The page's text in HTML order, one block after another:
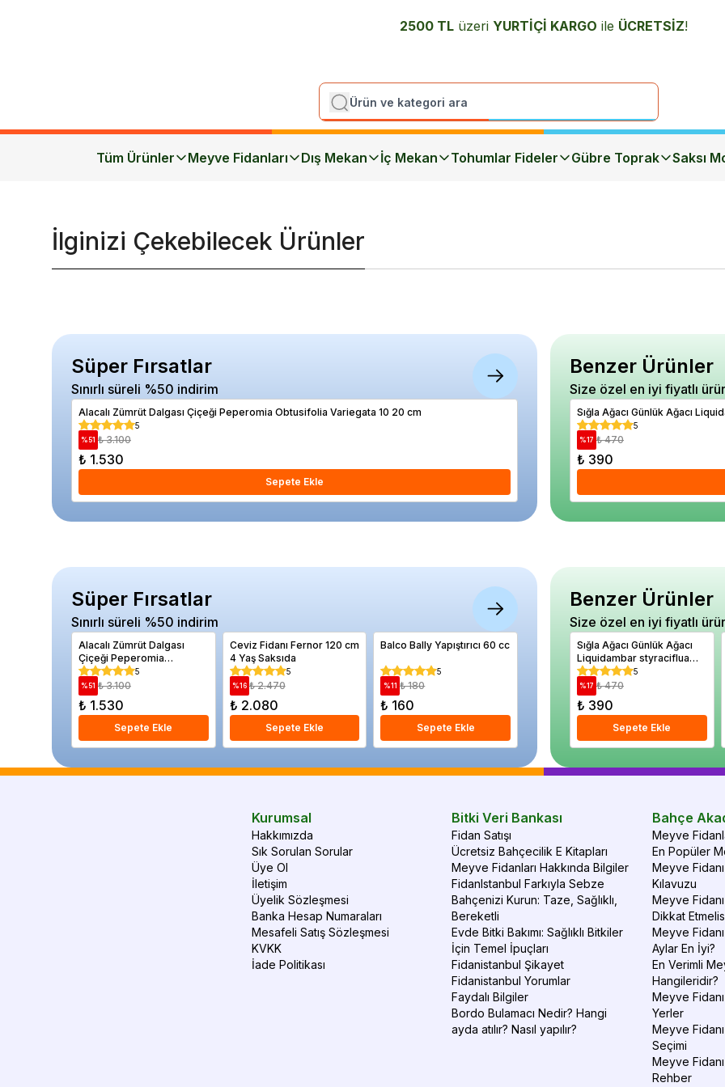
2500 TL üzeri YURTİÇİ KARGO ile ÜCRETSİZ!
Tüm Ürünler Meyve Fidanları Dış Mekan İç Mekan Tohumlar Fideler Gübre Toprak Saksı
İlginizi Çekebilecek Ürünler
Süper Fırsatlar
Sınırlı süreli %50 indirim
Alacalı Zümrüt Dalgası Çiçeği Peperomia Obtusifolia Variegata 10 20 cm
5
% 51 ₺ 3.100
₺ 1.530
Sepete Ekle
Ceviz Fidanı Fernor 120 cm 4 Yaş Saksıda
5
₺ 2.470
Benzer Ürünler
Size özel en iyi fiyatlı
Sığla Ağacı Günlük Ağacı
5
%17 ₺ 470
₺ 390
Süper Fırsatlar
Sınırlı süreli %50 indirim
Alacalı Zümrüt Dalgası
Çiçeği Peperomia
Obtusifolia Variegata 10 20
cm
5
% 51 ₺ 3.100
₺ 1.530
Sepete Ekle
Ceviz Fidanı Fernor 120 cm
4 Yaş Saksıda
5
%16 ₺ 2.470
₺ 2.080
Sepete Ekle
Balco Bally Yapıştırıcı 60 cc
5
%11 ₺ 180
₺ 160
Sepete Ekle
Asma Fidanı Maşukiye
Üzümü Saksıda
5
Sepete Ekle
Erik
Yaş
₺
₺
Benzer Ürünler
Size özel en iyi fiyatlı
Sığla Ağacı Günlük Ağacı
Liquidambar styraciflua
Palo Alto Saksıda
5
%17 ₺ 470
₺ 390
Sepete Ekle
Kurumsal
Hakkımızda
Sık Sorulan Sorular
Üye Ol
İletişim
Üyelik Sözleşmesi
Banka Hesap Numaraları
Mesafeli Satış Sözleşmesi
KVKK
İade Politikası
Bitki Veri Bankası
Fidan Satışı
Ücretsiz Bahçecilik E Kitapları
Meyve Fidanları Hakkında Bilgiler
FidanIstanbul Farkıyla Sebze
Bahçenizi Kurun: Taze, Sağlıklı,
Bereketli
Evde Bitki Bakımı: Sağlıklı Bitkiler
İçin Temel İpuçları
Fidanistanbul Şikayet
Fidanistanbul Yorumlar
Faydalı Bilgiler
Bordo Bulamacı Nedir? Hangi
ayda atılır? Nasıl yapılır?
Bahçe
Meyve
En Popüler
Meyve
Kılavuzu
Meyve
Dikkat
Meyve
Aylar En İyi?
En Verimli
Hangileridir?
Meyve
Yerler
Meyve
Seçimi
Meyve Fidanı
Rehber